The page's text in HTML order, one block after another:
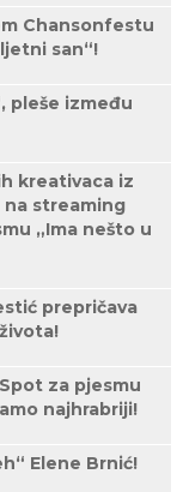
Chansonfestu
san“!
pleše između
kreativaca iz
na streaming
„Ima nešto u
prepričava
za pjesmu
najhrabriji!
Elene Brnić!